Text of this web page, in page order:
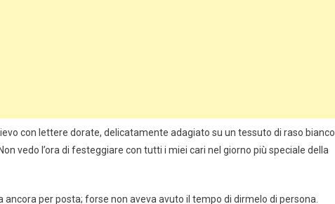
con lettere dorate, delicatamente adagiato su un tessuto di raso bianco.
vedo l’ora di festeggiare con tutti i miei cari nel giorno più speciale della
ancora per posta; forse non aveva avuto il tempo di dirmelo di persona.